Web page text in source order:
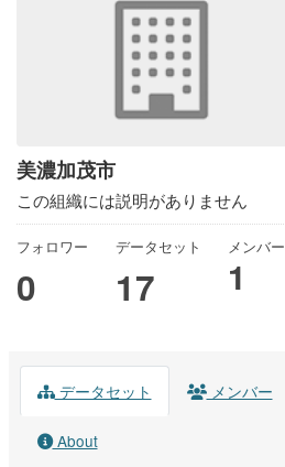
美濃加茂市
この組織には説明がありません
フォロワー
0
データセット
17
メンバー
1
データセット メンバー
About